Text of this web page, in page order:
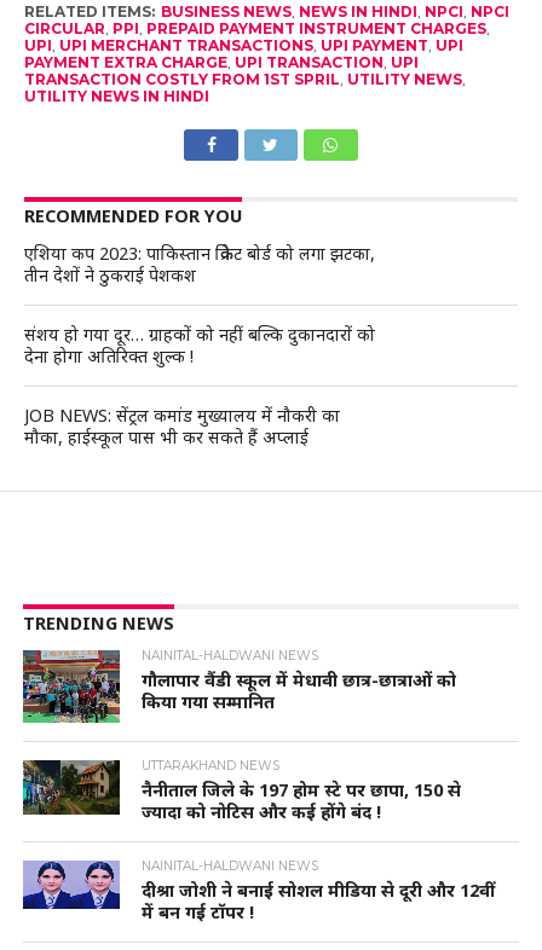
RELATED ITEMS: BUSINESS NEWS, NEWS IN HINDI NPCI NPCI
CIRCULAR PPI PREPAID PAYMENT INSTRUMENT CHARGES,
UPI UPI MERCHANT TRANSACTIONS, UPI PAYMENT UPI
PAYMENT EXTRA CHARGE, UPI TRANSACTION UPI
TRANSACTION COSTLY FROM 1ST SPRIL UTILITY NEWS,
UTILITY NEWS IN HINDI
RECOMMENDED FOR YOU
एशिया कप 2023: पाकिस्तान क्रिकेट बोर्ड को लगा झटका,
तीन देशों ने ठुकराई पेशकश
संशय हो गया दूर… ग्राहकों को नहीं बल्कि दुकानदारों को
देना होगा अतिरिक्त शुल्क !
JOB NEWS: सेंट्रल कमांड मुख्यालय में नौकरी का
मौका, हाईस्कूल पास भी कर सकते हैं अप्लाई
TRENDING NEWS
NAINITAL-HALDWANI NEWS
गौलापार वैंडी स्कूल में मेधावी छात्र-छात्राओं को
किया गया सम्मानित
UTTARAKHAND NEWS
नैनीताल जिले के 197 होम स्टे पर छापा, 150 से
ज्यादा को नोटिस और कई होंगे बंद !
NAINITAL-HALDWANI NEWS
दीश्रा जोशी ने बनाई सोशल मीडिया से दूरी और 12वीं
में बन गई टॉपर !